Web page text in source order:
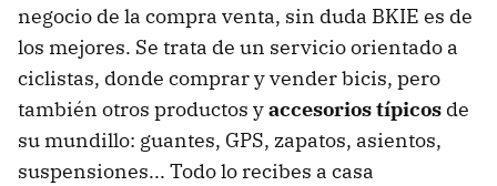
negocio de la compra venta, sin duda BKIE es de
los mejores. Se trata de un servicio orientado a
ciclistas, donde comprar y vender bicis, pero
también otros productos yaccesorios típicos de
su mundillo: guantes, GPS, zapatos, asientos,
suspensiones... Todo lo recibes a casa